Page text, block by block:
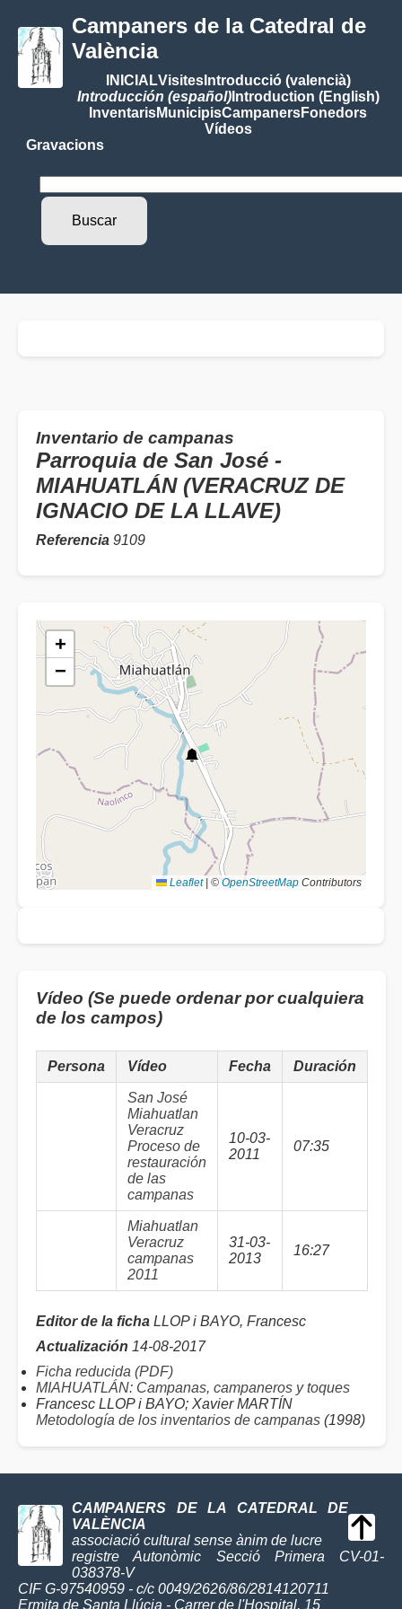
Campaners de la Catedral de
València
INICIALVisitesIntroducció (valencià)
Introducción (español)Introduction (English)
InventarisMunicipisCampanersFonedors
Vídeos
Gravacions
Inventario de campanas
Parroquia de San José -
MIAHUATLÁN (VERACRUZ DE
IGNACIO DE LA LLAVE)
Referencia 9109
+
−
Leaflet © OpenStreetMap Contributors
Vídeo (Se puede ordenar por cualquiera
de los campos)
Persona Vídeo Fecha Duración
San José
Miahuatlan
Veracruz
Proceso de
restauración
de las
campanas
10-03-
2011
07:35
Miahuatlan
Veracruz
campanas
2011
31-03-
2013
16:27
Editor de la ficha LLOP i BAYO, Francesc
Actualización 14-08-2017
Ficha reducida (PDF)
MIAHUATLÁN: Campanas, campaneros y toques
Francesc LLOP i BAYO; Xavier MARTÍN
Metodología de los inventarios de campanas (1998)
CAMPANERS DE LA CATEDRAL DE
VALÈNCIA
associació cultural sense ànim de lucre
registre Autonòmic Secció Primera CV-01-
038378-V
CIF G-97540959 - c/c 0049/2626/86/2814120711
Ermita de Santa Llúcia - Carrer de l'Hospital, 15